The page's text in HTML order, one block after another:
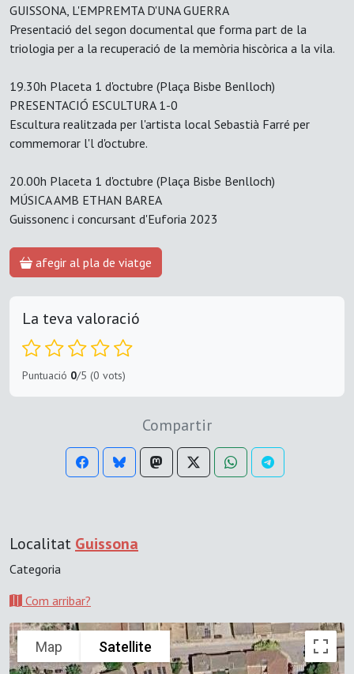
GUISSONA, L'EMPREMTA D'UNA GUERRA
Presentació del segon documental que forma part de la
triologia per a la recuperació de la memòria hiscòrica a la vila.
19.30h Placeta 1 d'octubre (Plaça Bisbe Benlloch)
PRESENTACIÓ ESCULTURA 1-0
Escultura realitzada per l'artista local Sebastià Farré per
commemorar l'l d'octubre.
20.00h Placeta 1 d'octubre (Plaça Bisbe Benlloch)
MÚSICA AMB ETHAN BAREA
Guissonenc i concursant d'Euforia 2023
afegir al pla de viatge
La teva valoració
Puntuació 0/5 (0 vots)
Compartir
Localitat Guissona
Categoria
Com arribar?
Map Satellite